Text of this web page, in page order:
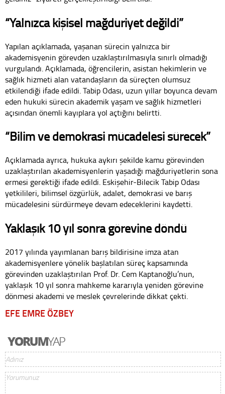
“Yalnızca kişisel mağduriyet değildi”
Yapılan açıklamada, yaşanan sürecin yalnızca bir
akademisyenin görevden uzaklaştırılmasıyla sınırlı olmadığı
vurgulandı. Açıklamada, öğrencilerin, asistan hekimlerin ve
sağlık hizmeti alan vatandaşların da süreçten olumsuz
etkilendiği ifade edildi. Tabip Odası, uzun yıllar boyunca devam
eden hukuki sürecin akademik yaşam ve sağlık hizmetleri
açısından önemli kayıplara yol açtığını belirtti.
“Bilim ve demokrasi mücadelesi sürecek”
Açıklamada ayrıca, hukuka aykırı şekilde kamu görevinden
uzaklaştırılan akademisyenlerin yaşadığı mağduriyetlerin sona
ermesi gerektiği ifade edildi. Eskişehir-Bilecik Tabip Odası
yetkilileri, bilimsel özgürlük, adalet, demokrasi ve barış
mücadelesini sürdürmeye devam edeceklerini kaydetti.
Yaklaşık 10 yıl sonra görevine döndü
2017 yılında yayımlanan barış bildirisine imza atan
akademisyenlere yönelik başlatılan süreç kapsamında
görevinden uzaklaştırılan Prof. Dr. Cem Kaptanoğlu’nun,
yaklaşık 10 yıl sonra mahkeme kararıyla yeniden görevine
dönmesi akademi ve meslek çevrelerinde dikkat çekti.
EFE EMRE ÖZBEY